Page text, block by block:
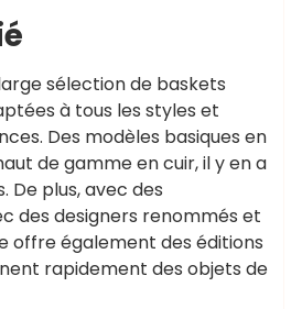
sélection de baskets
à tous les styles et
Des modèles basiques en
de gamme en cuir, il y en a
De plus, avec des
des designers renommés et
offre également des éditions
rapidement des objets de